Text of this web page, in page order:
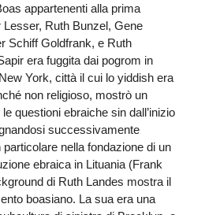
appartenenti alla prima
Ruth Bunzel, Gene
Schiff Goldfrank, e Ruth
era fuggita dai pogrom in
York, città il cui lo yiddish era
non religioso, mostrò un
questioni ebraiche sin dall’inizio
successivamente
particolare nella fondazione di un
ebraica in Lituania (Frank
di Ruth Landes mostra il
boasiano. La sua era una